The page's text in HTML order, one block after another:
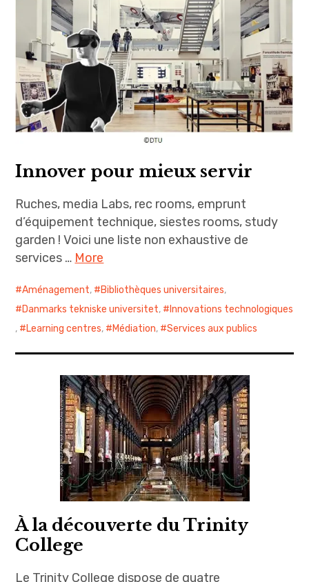
Innover pour mieux servir
Ruches, media Labs, rec rooms, emprunt
d’équipement technique, siestes rooms, study
garden ! Voici une liste non exhaustive de
services … More
Aménagement, Bibliothèques universitaires,
Danmarks tekniske universitet,
Innovations technologiques
,
Learning centres, Médiation, Services aux publics
À la découverte du Trinity
College
Le Trinity College dispose de quatre